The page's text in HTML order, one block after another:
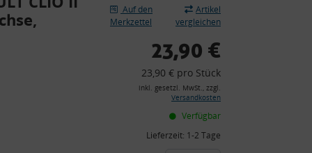
Auf den
Merkzettel
Artikel
vergleichen
23,90 €
23,90 € pro Stück
inkl. gesetzl. MwSt., zzgl.
Versandkosten
Verfügbar
Lieferzeit: 1-2 Tage